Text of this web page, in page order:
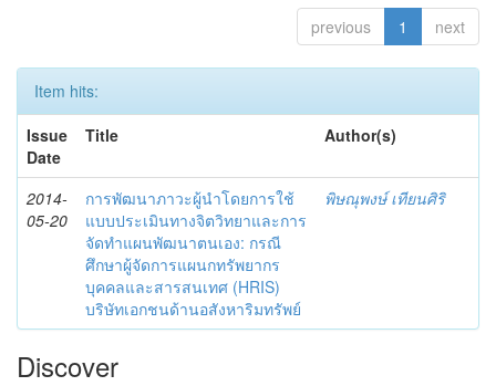
previous 1 next
Item hits:
Issue
Date
Title Author(s)
2014-
05-20
การพัฒนาภาวะผู้นำโดยการใช้
แบบประเมินทางจิตวิทยาและการ
จัดทำแผนพัฒนาตนเอง: กรณี
ศึกษาผู้จัดการแผนกทรัพยากร
บุคคลและสารสนเทศ (HRIS)
บริษัทเอกชนด้านอสังหาริมทรัพย์
พิษณุพงษ์ เทียนศิริ
Discover